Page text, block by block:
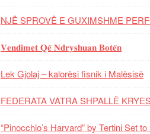
NJË SPROVË E GUXIMSHME
𝐕𝐞𝐧𝐝𝐢𝐦𝐞𝐭 𝐐𝐞̈ 𝐍𝐝𝐫𝐲𝐬𝐡𝐮𝐚𝐧 𝐁𝐨𝐭𝐞̈𝐧
Lek Gjolaj – kalorësi fisnik i Malësisë
FEDERATA VATRA SHPALLË
“Pinocchio’s Harvard” by Tertini Set